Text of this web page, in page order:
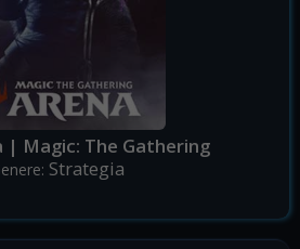
| Magic: The Gathering
Strategia